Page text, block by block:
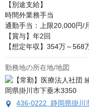
【別途支給】
時間外業務手当
通勤手当：上限20,000円/
【賞与】年2回
【想定年収】354万～568
勤務地の所在地/地図
436-0222 静岡県掛川